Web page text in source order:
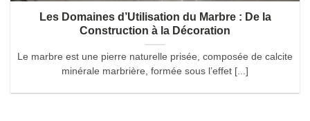
Les Domaines d’Utilisation du Marbre : De la
Construction à la Décoration
Le marbre est une pierre naturelle prisée, composée de calcite
minérale marbrière, formée sous l’effet [...]